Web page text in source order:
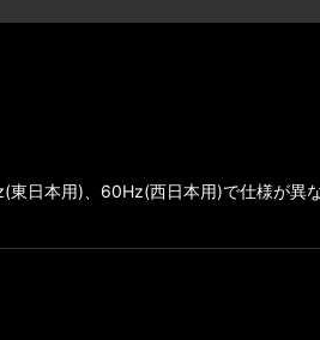
東日本用)、60Hz(西日本用)で仕様が異